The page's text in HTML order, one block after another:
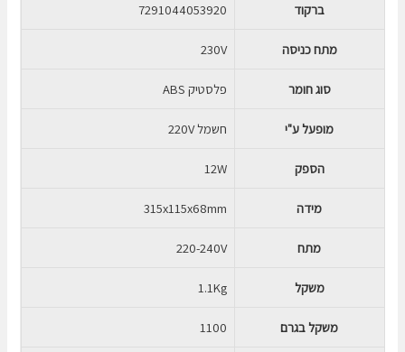
ברקוד 7291044053920
מתח כניסה 230V
סוג חומר פלסטיק ABS
מופעל ע"י חשמל 220V
הספק 12W
מידה 315x115x68mm
מתח 220-240V
משקל 1.1Kg
משקל בגרם 1100